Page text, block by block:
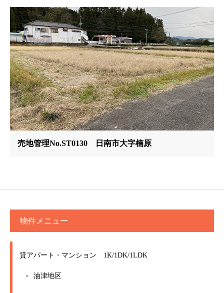
売地管理No.ST0130 日南市大字楠原
物件メニュー
貸アパート・マンション 1K/1DK/1LDK
油津地区